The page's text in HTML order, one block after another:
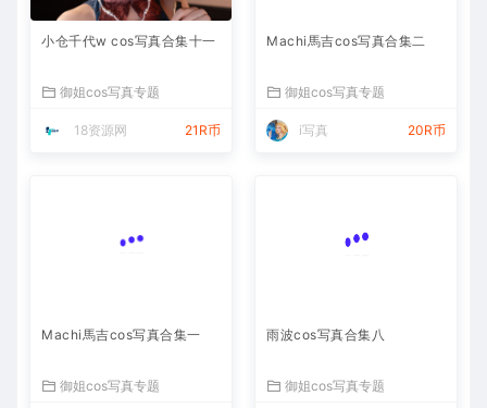
小仓千代w cos写真合集十一
御姐cos写真专题
18资源网 21R币
Machi馬吉cos写真合集二
御姐cos写真专题
i写真 20R币
Machi馬吉cos写真合集一
御姐cos写真专题
雨波cos写真合集八
御姐cos写真专题